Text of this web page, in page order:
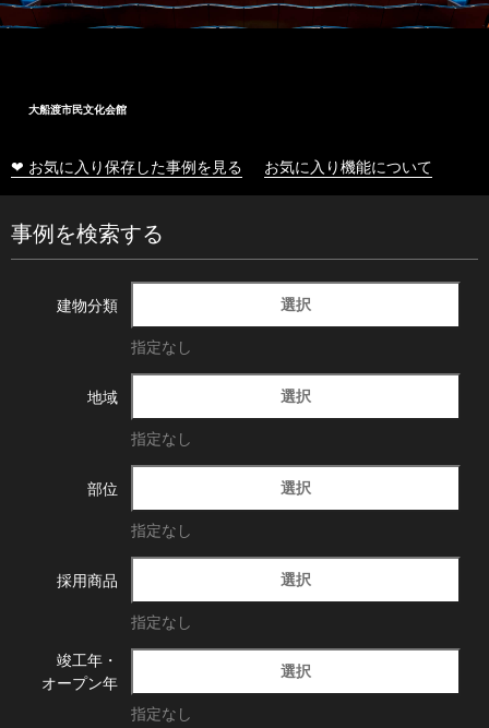
大船渡市民文化会館
❤ お気に入り保存した事例を見る お気に入り機能について
事例を検索する
建物分類 選択
指定なし
地域 選択
指定なし
部位 選択
指定なし
採用商品 選択
指定なし
竣工年・
オープン年
選択
指定なし